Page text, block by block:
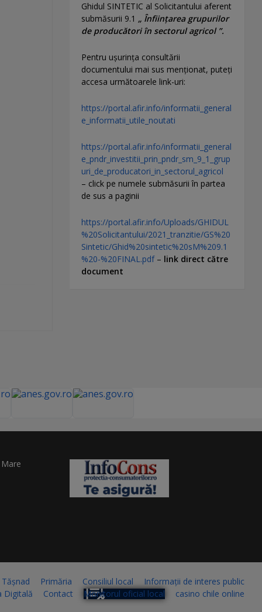
Ghidul SINTETIC al Solicitantului aferent
submăsurii 9.1 „ Înființarea grupurilor
de producători în sectorul agricol ”.
Pentru uşurinţa consultării
documentului mai sus menţionat, puteţi
accesa următoarele link-uri:
https://portal.afir.info/informatii_general
e_informatii_utile_noutati
https://portal.afir.info/informatii_general
e_pndr_investitii_prin_pndr_sm_9_1_grup
uri_de_producatori_in_sectorul_agricol
– click pe numele submăsurii în partea
de sus a paginii
https://portal.afir.info/Uploads/GHIDUL
%20Solicitantului/2021_tranzitie/GS%20
Sintetic/Ghid%20sintetic%20sM%209.1
%20-%20FINAL.pdf– link direct către
document
Primăria Consiliul local
Informații de interes public
Digitală
Contact Monitorul oficial local casino chile online